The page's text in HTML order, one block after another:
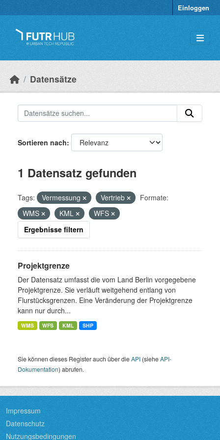
Einloggen
Datensätze
Sortieren nach
1 Datensatz gefunden
Tags: Vermessung Vertrieb
Formate:
WMS
KML
WFS
Ergebnisse filtern
Projektgrenze
Der Datensatz umfasst die vom Land Berlin vorgegebene
Projektgrenze. Sie verläuft weitgehend entlang von
Flurstücksgrenzen. Eine Veränderung der Projektgrenze
kann nur durch...
WMS WFS KML SHP
Sie können dieses Register auch über dieAPI (sieheAPI-
Dokumentation) abrufen.
Impressum
Datenschutz
Nutzungsbedingungen